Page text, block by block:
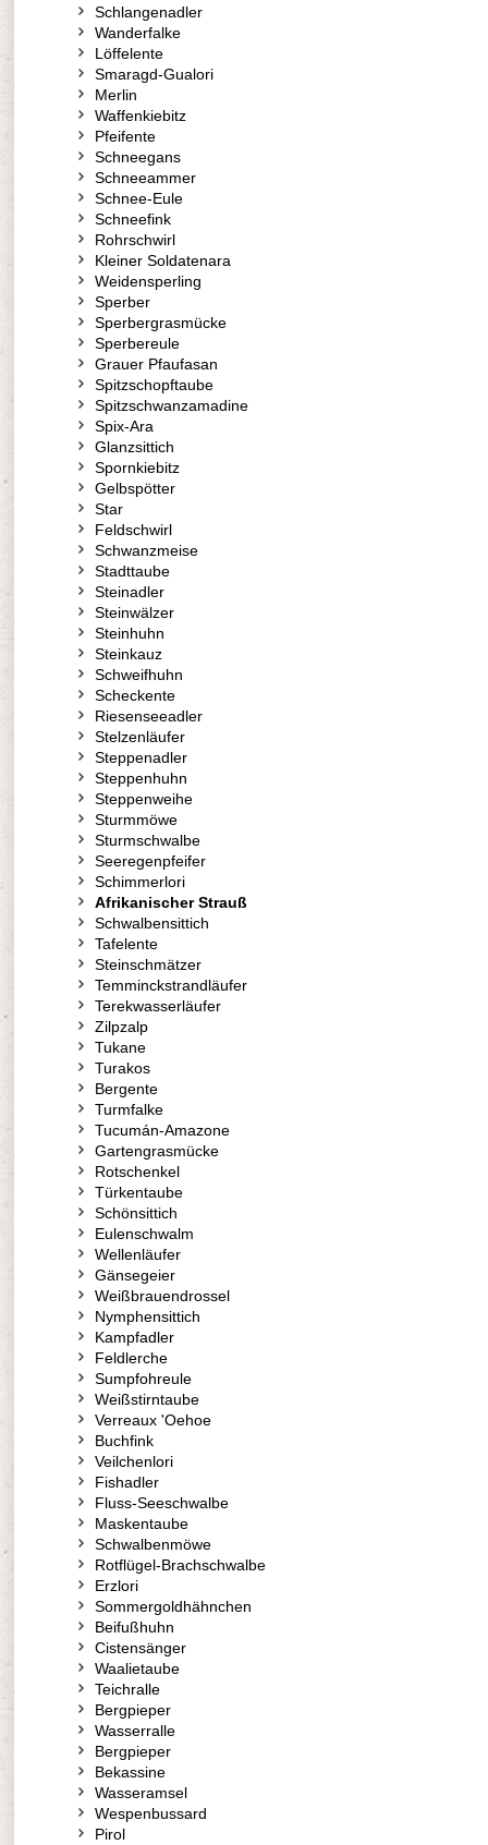
Schlangenadler
Wanderfalke
Löffelente
Smaragd-Gualori
Merlin
Waffenkiebitz
Pfeifente
Schneegans
Schneeammer
Schnee-Eule
Schneefink
Rohrschwirl
Kleiner Soldatenara
Weidensperling
Sperber
Sperbergrasmücke
Sperbereule
Grauer Pfaufasan
Spitzschopftaube
Spitzschwanzamadine
Spix-Ara
Glanzsittich
Spornkiebitz
Gelbspötter
Star
Feldschwirl
Schwanzmeise
Stadttaube
Steinadler
Steinwälzer
Steinhuhn
Steinkauz
Schweifhuhn
Scheckente
Riesenseeadler
Stelzenläufer
Steppenadler
Steppenhuhn
Steppenweihe
Sturmmöwe
Sturmschwalbe
Seeregenpfeifer
Schimmerlori
Afrikanischer Strauß
Schwalbensittich
Tafelente
Steinschmätzer
Temminckstrandläufer
Terekwasserläufer
Zilpzalp
Tukane
Turakos
Bergente
Turmfalke
Tucumán-Amazone
Gartengrasmücke
Rotschenkel
Türkentaube
Schönsittich
Eulenschwalm
Wellenläufer
Gänsegeier
Weißbrauendrossel
Nymphensittich
Kampfadler
Feldlerche
Sumpfohreule
Weißstirntaube
Verreaux 'Oehoe
Buchfink
Veilchenlori
Fishadler
Fluss-Seeschwalbe
Maskentaube
Schwalbenmöwe
Rotflügel-Brachschwalbe
Erzlori
Sommergoldhähnchen
Beifußhuhn
Cistensänger
Waalietaube
Teichralle
Bergpieper
Wasserralle
Bergpieper
Bekassine
Wasseramsel
Wespenbussard
Pirol